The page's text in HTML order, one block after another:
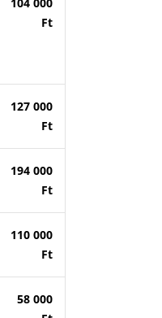
Ft
127 000
Ft
194 000
Ft
110 000
Ft
58 000